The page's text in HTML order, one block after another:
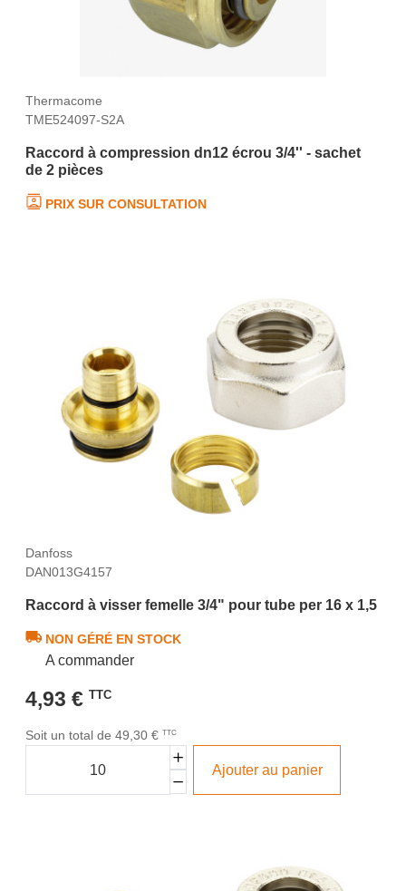
Thermacome
TME524097-S2A
Raccord à compression dn12 écrou 3/4'' - sachet
de 2 pièces
PRIX SUR CONSULTATION
Danfoss
DAN013G4157
Raccord à visser femelle 3/4" pour tube per 16 x 1,5
NON GÉRÉ EN STOCK
A commander
4,93 € TTC
Soit un total de 49,30 € TTC
Ajouter au panier